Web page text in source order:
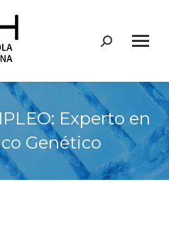
Buscar:
Experto en
Genético